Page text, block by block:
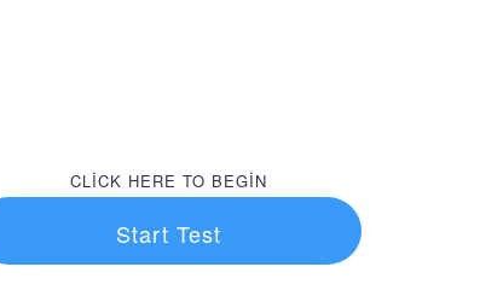
CLICK HERE TO BEGIN
Start Test